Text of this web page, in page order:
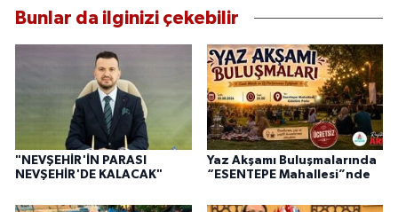
Bunlar da ilginizi çekebilir
"NEVŞEHİR'İN PARASI
NEVŞEHİR'DE KALACAK"
Yaz Akşamı Buluşmalarında
“ESENTEPE Mahallesi”nde